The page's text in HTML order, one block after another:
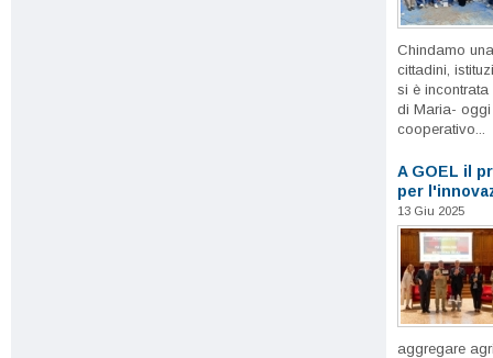
Chindamo
cittadini,
si è
di Maria- oggi
cooperativo...
A GOEL il
per
13 Giu 2025
aggregare